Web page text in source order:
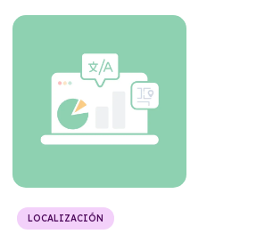
caso de que no
una agencia de
traducción
profesional.
LOCALIZACIÓN